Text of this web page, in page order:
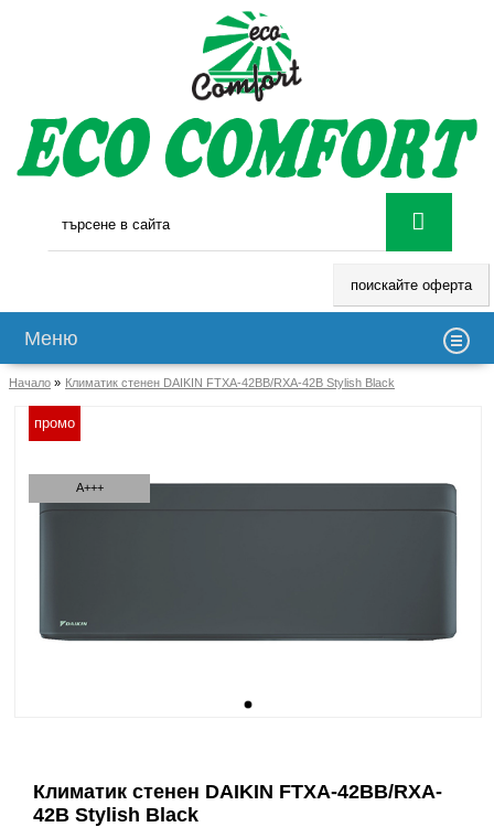
поискайте оферта
Меню
Начало » Климатик стенен DAIKIN FTXA-42BB/RXA-42B Stylish Black
промо
A+++
Климатик стенен DAIKIN FTXA-42BB/RXA-
42B Stylish Black